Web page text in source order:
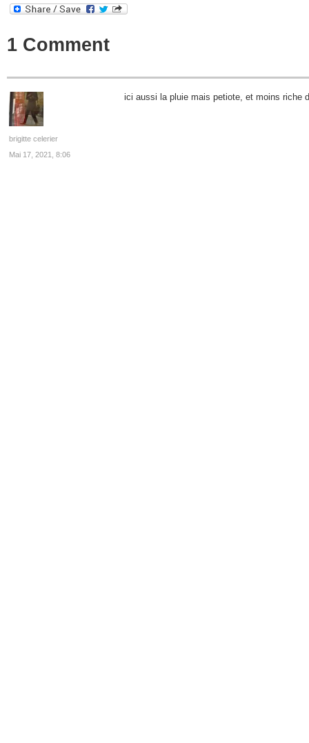
1 Comment
brigitte celerier
Mai 17, 2021, 8:06
ici aussi la pluie mais petiote, et moins riche